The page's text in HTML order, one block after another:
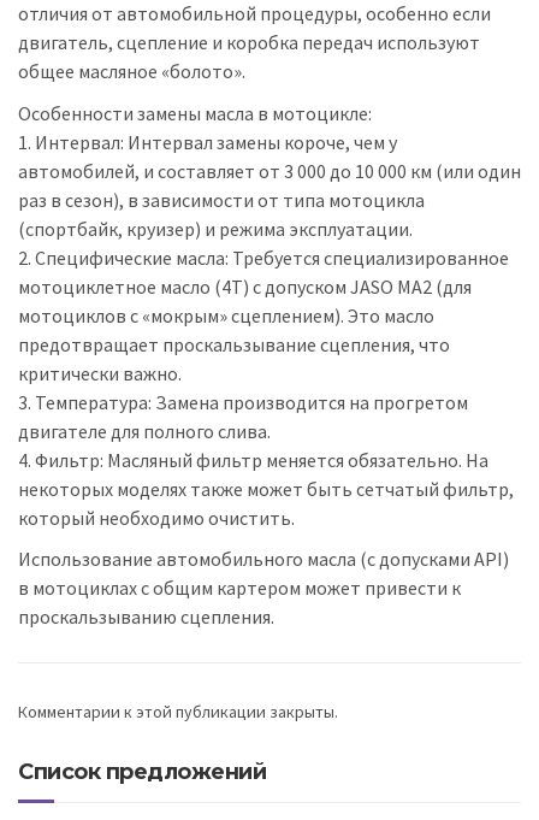
отличия от автомобильной процедуры, особенно если
двигатель, сцепление и коробка передач используют
общее масляное «болото».
Особенности замены масла в мотоцикле:
1. Интервал: Интервал замены короче, чем у
автомобилей, и составляет от 3 000 до 10 000 км (или один
раз в сезон), в зависимости от типа мотоцикла
(спортбайк, круизер) и режима эксплуатации.
2. Специфические масла: Требуется специализированное
мотоциклетное масло (4T) с допуском JASO MA2 (для
мотоциклов с «мокрым» сцеплением). Это масло
предотвращает проскальзывание сцепления, что
критически важно.
3. Температура: Замена производится на прогретом
двигателе для полного слива.
4. Фильтр: Масляный фильтр меняется обязательно. На
некоторых моделях также может быть сетчатый фильтр,
который необходимо очистить.
Использование автомобильного масла (с допусками API)
в мотоциклах с общим картером может привести к
проскальзыванию сцепления.
Комментарии к этой публикации закрыты.
Список предложений